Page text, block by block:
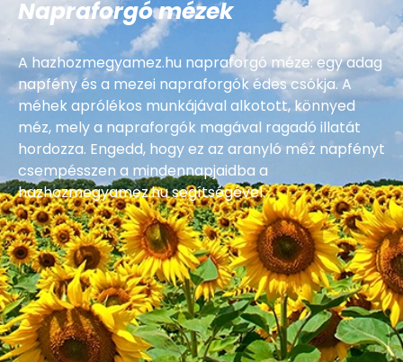
Napraforgó mézek
A hazhozmegyamez.hu napraforgó méze: egy adag
napfény és a mezei napraforgók édes csókja. A
méhek aprólékos munkájával alkotott, könnyed
méz, mely a napraforgók magával ragadó illatát
hordozza. Engedd, hogy ez az aranyló méz napfényt
csempésszen a mindennapjaidba a
hazhozmegyamez.hu segítségével.